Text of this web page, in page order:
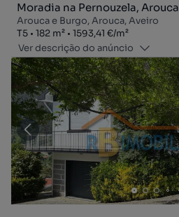
Moradia na Pernouzela, Arouca
Arouca e Burgo, Arouca, Aveiro
Tipologia
T5
Zona182 m²
Preço por metro quadrado
1593,41 €/m²
Ver descrição do anúncio